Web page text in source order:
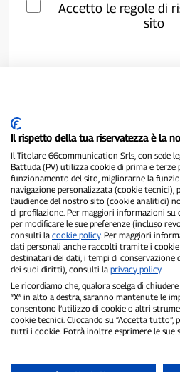
Accetto le regole di
sito
P300.it è una Testata
Registrazione numero 1/2021 del
Proprietario ed editore:
Direttore Responsabile:Alessandro
Benedusi
Privacy Policy-
"Se è successo davvero,
Copyright © P300.it
Il rispetto della tua riservatezza è la
Il Titolare 66communication Srls, con sede
Battuda (PV) utilizza cookie di prima e
funzionamento del sito, migliorarne la
navigazione personalizzata (cookie tecnici),
l’audience del nostro sito (cookie analitici)
di profilazione. Per maggiori informazioni
per modificare le sue preferenze (incluso
consulti la cookie policy. Per maggiori
dati personali anche raccolti tramite i
destinatari dei dati, i tempi di conservazione
dei suoi diritti), consulti la privacy policy.
Le ricordiamo che, qualora scelga di
“X” in alto a destra, saranno mantenute le
consentono l’utilizzo di cookie o altri
cookie tecnici. Cliccando su “Accetta tutto”,
tutti i cookie. Potrà inoltre esprimere le sue